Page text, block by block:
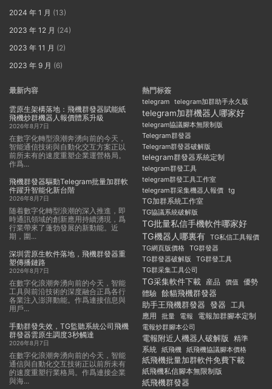
2024 年 1 月 (13)
2023 年 12 月 (24)
2023 年 11 月 (2)
2023 年 9 月 (6)
最新内容
雲原生架構落地：飛機群發器賦能紙
飛機炒群機器人報價體系升級
2026年8月7日
在數字化轉型浪潮奔湧向前的今天，
智能通信技術與自動化交互方案正以
前所未有的速度重塑企業運營格局。
作爲...
飛機群發器驅動Telegram批量加群軟
件躍升智能化新台階
2026年8月7日
随着數字化轉型浪潮的深入推進，即
時通訊領域的創新應用持續湧現，爲
行業帶來了蓬勃發展的新動能。近
期，圍...
深圳雲原生軟件落地，飛機群發器重
塑傳播鏈路
2026年8月7日
在數字化浪潮奔湧向前的今天，智能
工具與前沿技術的深度融合正爲各行
各業注入澎湃動能。作爲連接信息與
用戶...
手動群發失效，TG監聽系統公司飛機
群發器雲原生調度3秒觸達
2026年8月7日
在數字化浪潮奔湧向前的今天，智能
通信與自動化交互技術正以前所未有
的速度重塑行業格局。作爲連接企業
與海...
熱門标簽
telegram telegram加群助手永久版
telegram加群機器人哪家好
telegram協議腳本無限制版
Telegram群發器
Telegram群發器破解版
telegram群發器系統定制
telegram群發工具
telegram群發工具工作室
telegram群采集機器人報價 tg
TG加群系統工作室
TG協議系統破解版
TG批量私信手機軟件哪家好
TG機器人哪裏有
TG私信工具報價
TG網頁版價格
TG群發器
TG群發器破解版
TG群發工具
TG群采集工具公司
TG采集軟件下載 産品 價值 優勢
體驗 餘貓飛機群發器
助手王飛機群發器 發器 工具
應用
批量 電報 電報加群腳本定制
電報炒群腳本公司
電報附近人機器人破解版 精準
系統 紙飛機 紙飛機協議腳本價格
紙飛機批量加群軟件免費下載
紙飛機私信腳本無限制版
紙飛機群發器